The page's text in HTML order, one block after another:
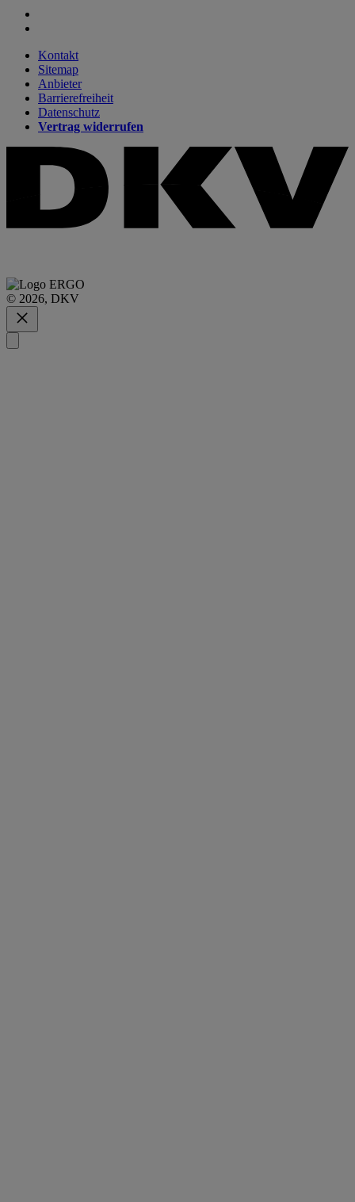
Kontakt
Sitemap
Anbieter
Barrierefreiheit
Datenschutz
Vertrag widerrufen
© 2026, DKV